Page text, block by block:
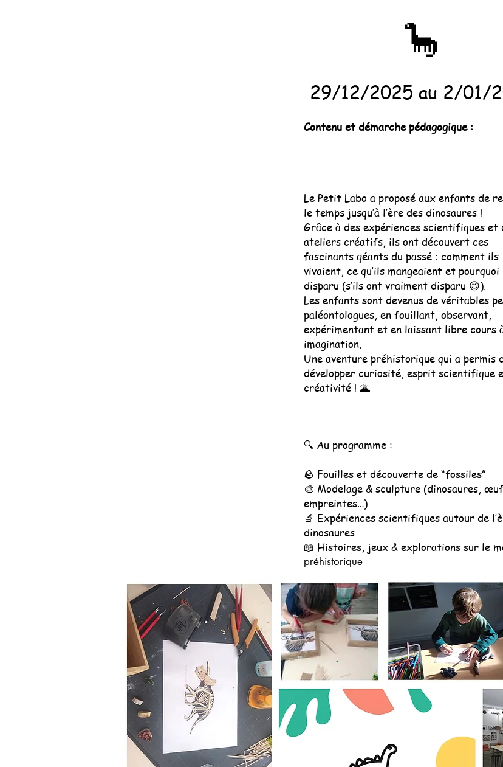
🦕
29/12/2025 au 2/01/
Contenu et démarche pédagogique :
Le Petit Labo a proposé aux enfants de
le temps jusqu’à l’ère des dinosaures !
Grâce à des expériences scientifiques et
ateliers créatifs, ils ont découvert ces
fascinants géants du passé : comment ils
vivaient, ce qu’ils mangeaient et
disparu (s’ils ont vraiment disparu 😉).
Les enfants sont devenus de véritables
paléontologues, en fouillant, observant,
expérimentant et en laissant libre cours
imagination.
Une aventure préhistorique qui a permis
développer curiosité, esprit scientifique
créativité ! 🌋
🔍 Au programme :
🪨 Fouilles et découverte de “fossiles”
🎨 Modelage & sculpture (dinosaures,
empreintes…)
🔬 Expériences scientifiques autour de
dinosaures
📖 Histoires, jeux & explorations sur le
préhistorique